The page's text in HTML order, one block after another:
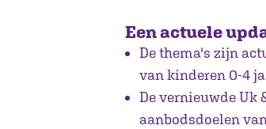
Een actuele
De thema's zijn
van kinderen 0-4
De vernieuwde Uk
aanbodsdoelen